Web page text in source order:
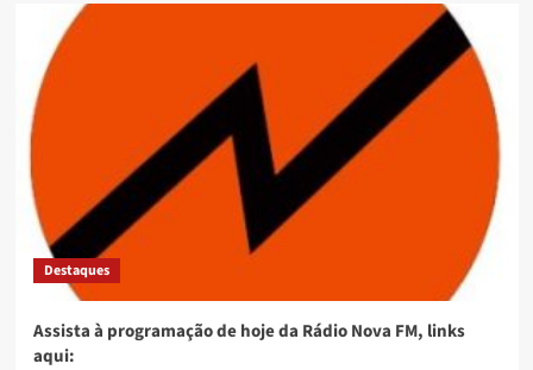
Destaques
Assista à programação de hoje da Rádio Nova FM, links
aqui: